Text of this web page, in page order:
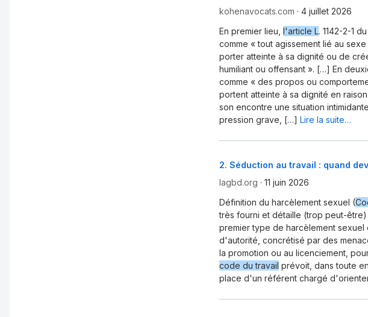
kohenavocats.com · 4 juillet 2026
En premier lieu, l'article L. 1142-2-1 du
comme « tout agissement lié au
porter atteinte à sa dignité ou de
humiliant ou offensant ». […] En
comme « des propos ou
portent atteinte à sa dignité en
son encontre une situation
pression grave, […] Lire la suite…
2. Séduction au travail : quand
lagbd.org · 11 juin 2026
Définition du harcèlement sexuel (
très fourni et détaille (trop peut-
premier type de harcèlement
d'autorité, concrétisé par des
la promotion ou au licenciement,
code du travail prévoit, dans toute
place d'un référent chargé